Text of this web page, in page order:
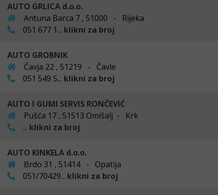
AUTO GRLICA d.o.o.
Antuna Barca 7 , 51000 - Rijeka
051 677 1... klikni za broj
AUTO GROBNIK
Čavja 22 , 51219 - Čavle
051 549 5... klikni za broj
AUTO I GUMI SERVIS RONČEVIĆ
Pušća 17 , 51513 Omišalj - Krk
... klikni za broj
AUTO KINKELA d.o.o.
Brdo 31 , 51414 - Opatija
051/70429... klikni za broj